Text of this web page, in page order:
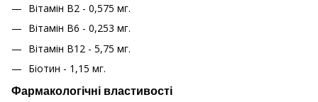
Вітамін В2 - 0,575 мг.
Вітамін В6 - 0,253 мг.
Вітамін В12 - 5,75 мг.
Біотин - 1,15 мг.
Фармакологічні властивості